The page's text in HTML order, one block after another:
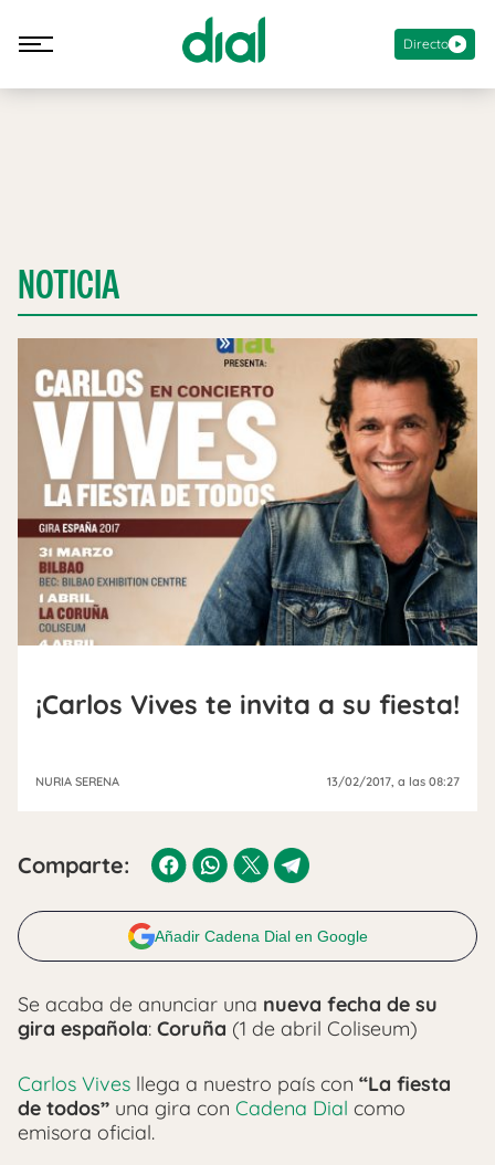
Directo
NOTICIA
¡Carlos Vives te invita a su fiesta!
NURIA SERENA 13/02/2017 , a las 08:27
Comparte:
Añadir Cadena Dial en Google
Se acaba de anunciar una nueva fecha de su
gira española: Coruña (1 de abril Coliseum)
Carlos Vives llega a nuestro país con “La fiesta
de todos” una gira con Cadena Dial como
emisora oficial.